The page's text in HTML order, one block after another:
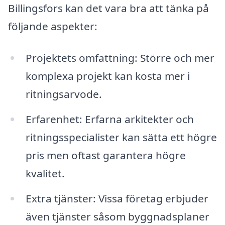
Billingsfors kan det vara bra att tänka på
följande aspekter:
Projektets omfattning: Större och mer
komplexa projekt kan kosta mer i
ritningsarvode.
Erfarenhet: Erfarna arkitekter och
ritningsspecialister kan sätta ett högre
pris men oftast garantera högre
kvalitet.
Extra tjänster: Vissa företag erbjuder
även tjänster såsom byggnadsplaner